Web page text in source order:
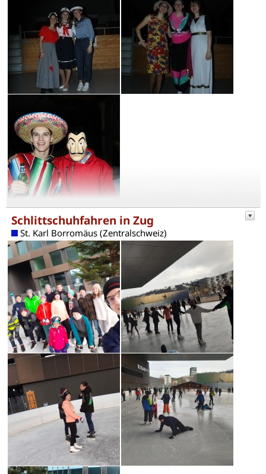
Schlittschuhfahren in Zug
St. Karl Borromäus (Zentralschweiz)